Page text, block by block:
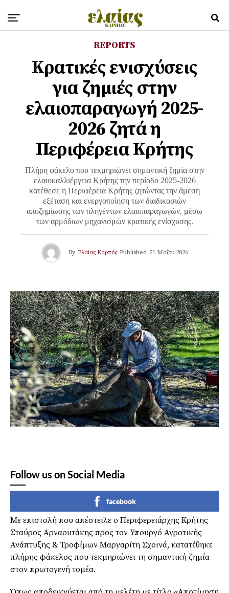
REPORTS
Κρατικές ενισχύσεις
για ζημιές στην
ελαιοπαραγωγή 2025-
2026 ζητά η
Περιφέρεια Κρήτης
Πλήρη φάκελο που τεκμηριώνει σημαντική ζημία στην
ελαιοκαλλιέργεια Κρήτης την περίοδο 2025-2026
κατέθεσε η Περιφέρεια Κρήτης ζητώντας την άμεση
εξέταση και ενεργοποίηση των διαδικασιών
αποζημίωσης των πληγέντων ελαιοπαραγωγών, μέσω
των αρμόδιων μηχανισμών κρατικής ενίσχυσης.
By Ελαίας Καρπός Published 21 Μαΐου 2026
Follow us on Social Media
facebook
Με επιστολή που απέστειλε ο Περιφερειάρχης Κρήτης
Σταύρος Αρναουτάκης προς τον Υπουργό Αγροτικής
Ανάπτυξης & Τροφίμων Μαργαρίτη Σχοινά, κατατέθηκε
πλήρης φάκελος που τεκμηριώνει τη σημαντική ζημία
στον πρωτογενή τομέα.